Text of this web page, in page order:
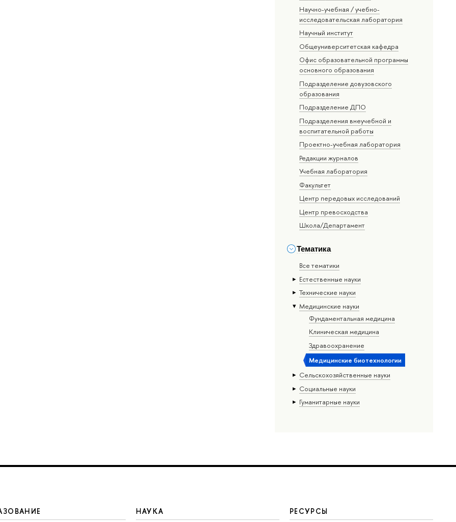
Научно-учебная / учебно-
исследовательская лаборатория
Научный институт
Общеуниверситетская кафедра
Офис образовательной программы
основного образования
Подразделение довузовского
образования
Подразделение ДПО
Подразделения внеучебной и
воспитательной работы
Проектно-учебная лаборатория
Редакции журналов
Учебная лаборатория
Факультет
Центр передовых исследований
Центр превосходства
Школа/Департамент
Тематика
Все тематики
Естественные науки
Тех­ничес­кие науки
Медицинские науки
Фундаментальная медицина
Клиническая медицина
Здравоохранение
Медицинские биотехнологии
Сельскохозяйственные науки
Социальные науки
Гуманитарные науки
НАУКА
РЕСУРСЫ